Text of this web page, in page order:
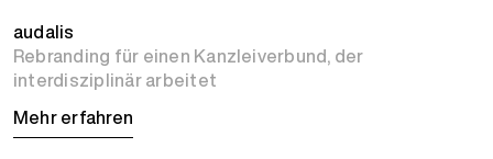
audalis
Rebranding für einen Kanzleiverbund, der
interdisziplinär arbeitet
Mehr erfahren